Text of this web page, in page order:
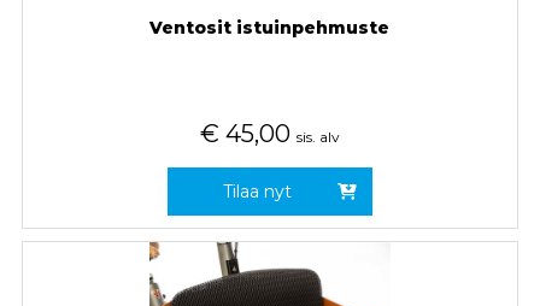
Ventosit istuinpehmuste
€ 45,00 sis. alv
Tilaa nyt